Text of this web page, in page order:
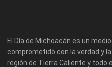
El Día de Michoacán es un
comprometido con la verdad y
región de Tierra Caliente y todo